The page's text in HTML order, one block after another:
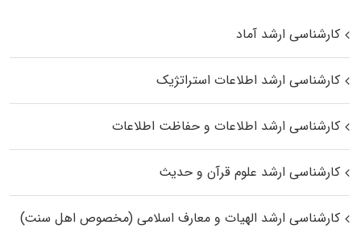
کارشناسی ارشد آماد
کارشناسی ارشد اطلاعات استراتژیک
کارشناسی ارشد اطلاعات و حفاظت اطلاعات
کارشناسی ارشد علوم قرآن و حدیث
کارشناسی ارشد الهیات و معارف اسلامی (مخصوص اهل سنت)